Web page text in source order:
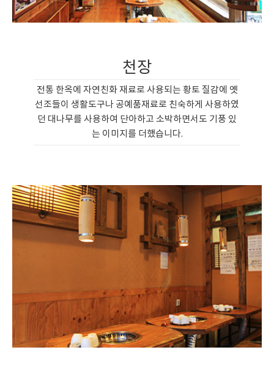
천장
전통 한옥에 자연친화 재료로 사용되는 황토 질감에 옛
선조들이 생활도구나 공예품재료로 친숙하게 사용하였
던 대나무를 사용하여 단아하고 소박하면서도 기풍 있
는 이미지를 더했습니다.